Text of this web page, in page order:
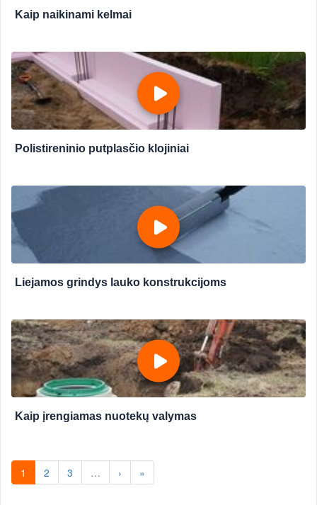
Kaip naikinami kelmai
Polistireninio putplasčio klojiniai
Liejamos grindys lauko konstrukcijoms
Kaip įrengiamas nuotekų valymas
1 2 3 … › »